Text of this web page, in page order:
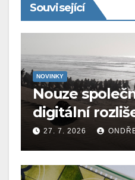
Související
NOVINKY
Nouze
digitální
27. 7. 2026